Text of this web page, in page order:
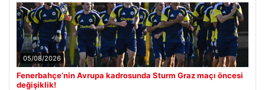
05/08/2026
Fenerbahçe’nin Avrupa kadrosunda Sturm Graz maçı öncesi
değişiklik!